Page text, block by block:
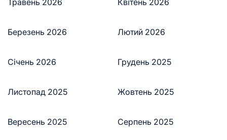
Травень 2026 Квітень 2026
Березень 2026 Лютий 2026
Січень 2026 Грудень 2025
Листопад 2025 Жовтень 2025
Вересень 2025 Серпень 2025